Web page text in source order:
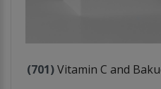
(701)Vitamin C and